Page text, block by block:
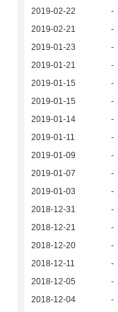
2019-02-22 -
2019-02-21
-
2019-01-23
-
2019-01-21
-
2019-01-15
-
2019-01-15
-
2019-01-14
-
2019-01-11
-
2019-01-09
-
2019-01-07
-
2019-01-03
-
2018-12-31
-
2018-12-21
-
2018-12-20
-
2018-12-11
-
2018-12-05
-
2018-12-04
-